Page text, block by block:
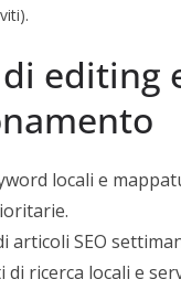
editing
locali e
articoli SEO
ricerca locali e